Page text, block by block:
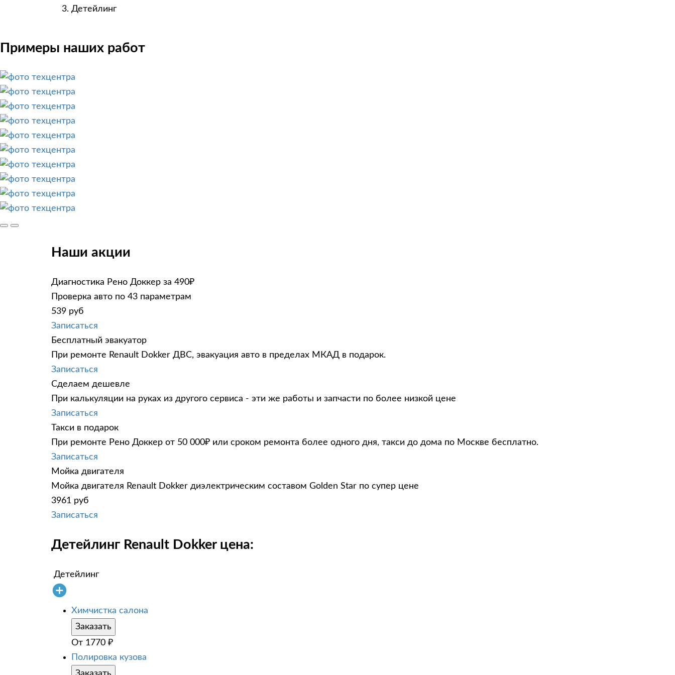
Детейлинг
Примеры наших работ
Наши акции
Диагностика Рено Доккер за 490₽
Проверка авто по 43 параметрам
539 руб
Записаться
Бесплатный эвакуатор
При ремонте Renault Dokker ДВС, эвакуация авто в пределах МКАД в подарок.
Записаться
Сделаем дешевле
При калькуляции на руках из другого сервиса - эти же работы и запчасти по более низкой цене
Записаться
Такси в подарок
При ремонте Рено Доккер от 50 000₽ или сроком ремонта более одного дня, такси до дома по Москве бесплатно.
Записаться
Мойка двигателя
Мойка двигателя Renault Dokker диэлектрическим составом Golden Star по супер цене
3961 руб
Записаться
Детейлинг Renault Dokker цена:
Детейлинг
Химчистка салона
Заказать
От 1770 ₽
Полировка кузова